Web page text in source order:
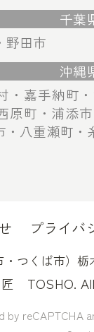
千葉
野田市
沖縄
・嘉手納町
原町・浦添
・八重瀬町・
プライバ
・つくば市）
匠
TOSHO.
reCAPTCHA